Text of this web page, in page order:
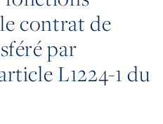
contrat de
par
L1224-1 du